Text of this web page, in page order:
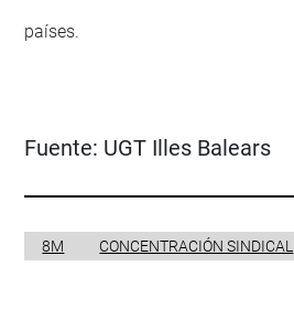
países.
Fuente: UGT Illes Balears
8M CONCENTRACIÓN SINDICAL